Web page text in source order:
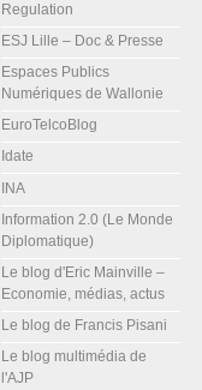
Regulation
ESJ Lille – Doc & Presse
Espaces Publics
Numériques de Wallonie
EuroTelcoBlog
Idate
INA
Information 2.0 (Le Monde
Diplomatique)
Le blog d'Eric Mainville –
Economie, médias, actus
Le blog de Francis Pisani
Le blog multimédia de
l'AJP